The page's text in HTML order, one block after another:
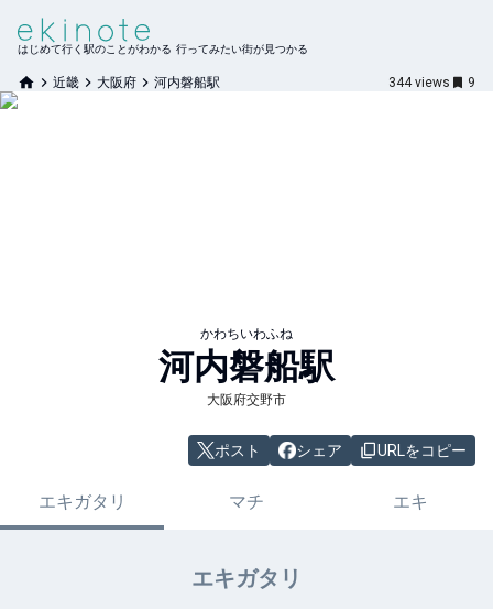
はじめて行く駅のことがわかる 行ってみたい街が見つかる
近畿 大阪府 河内磐船駅 344 views 9
かわちいわふね
河内磐船駅
大阪府交野市
ポスト シェア URLをコピー
エキガタリ マチ エキ
エキガタリ